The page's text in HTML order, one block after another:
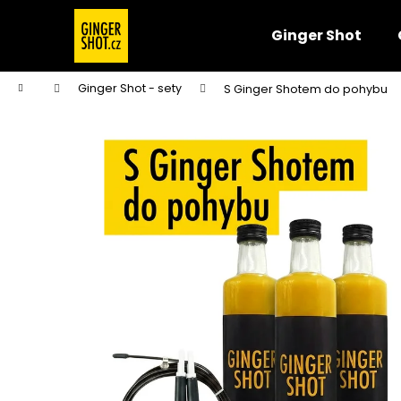
Ginger Shot
StartseiteGinger Shot - sety S Ginger Shotem do pohybu
e
Zurück
zum
Einkaufen
Zurück
zum
Einkaufen